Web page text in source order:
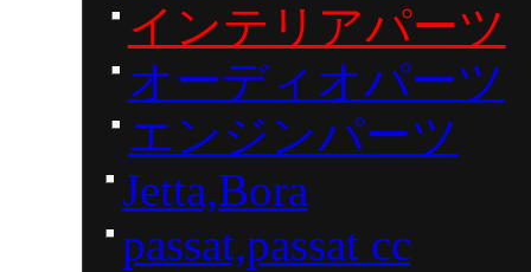
インテリアパーツ
オーディオパーツ
エンジンパーツ
Jetta,Bora
passat,passat cc